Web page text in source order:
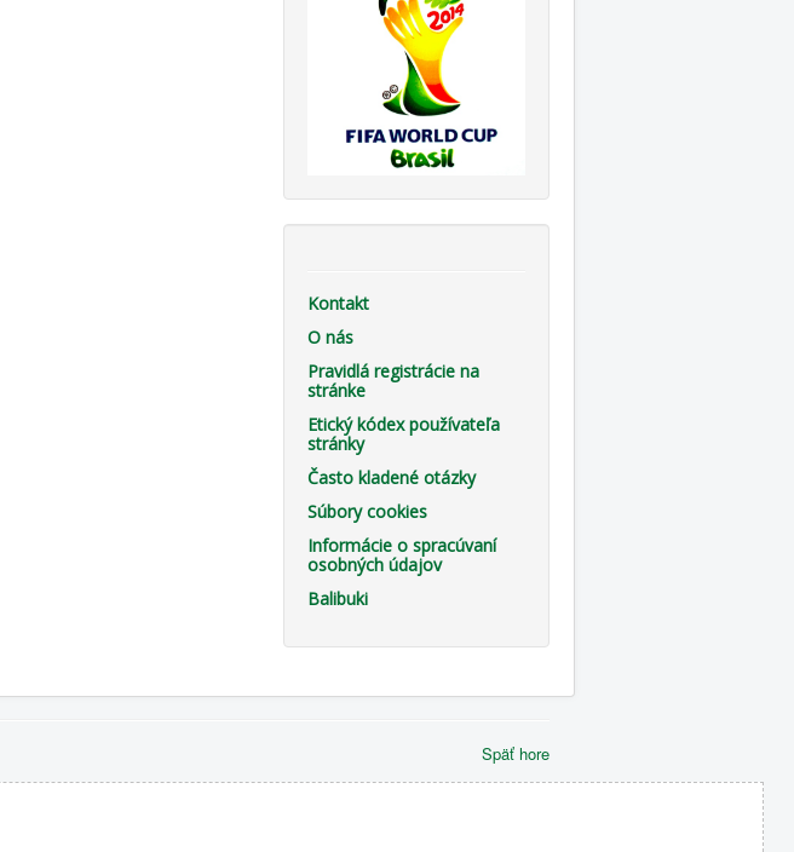
Kontakt
O nás
Pravidlá registrácie na
stránke
Etický kódex používateľa
stránky
Často kladené otázky
Súbory cookies
Informácie o spracúvaní
osobných údajov
Balibuki
Späť hore